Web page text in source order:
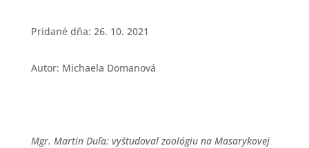
Pridané dňa: 26. 10. 2021
Autor: Michaela Domanová
Mgr. Martin Duľa: vyštudoval zoológiu na Masarykovej